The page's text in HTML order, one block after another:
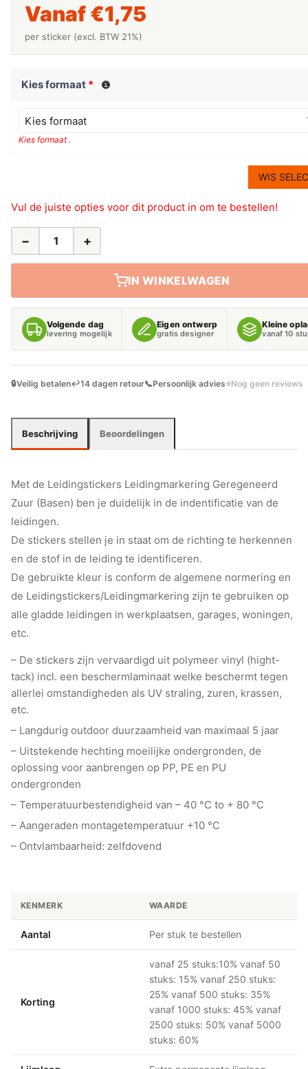
Vanaf €1,75
per sticker (excl. BTW 21%)
Kies formaat *
Kies formaat
Kies formaat .
WIS
Vul de juiste opties voor dit product in om te bestellen!
LEIDINGSTICKERS
AANTAL
− +
IN WINKELWAGEN
Volgende dag
levering mogelijk
Eigen ontwerp
gratis designer
Kleine
vanaf 10
🔒Veilig betalen↩️14 dagen retour📞Persoonlijk advies⭐Nog geen reviews
Beschrijving Beoordelingen
Met de Leidingstickers Leidingmarkering Geregeneerd
Zuur (Basen) ben je duidelijk in de indentificatie van de
leidingen.
De stickers stellen je in staat om de richting te herkennen
en de stof in de leiding te identificeren.
De gebruikte kleur is conform de algemene normering en
de Leidingstickers/Leidingmarkering zijn te gebruiken op
alle gladde leidingen in werkplaatsen, garages, woningen,
etc.
– De stickers zijn vervaardigd uit polymeer vinyl (hight-
tack) incl. een beschermlaminaat welke beschermt tegen
allerlei omstandigheden als UV straling, zuren, krassen,
etc.
– Langdurig outdoor duurzaamheid van maximaal 5 jaar
– Uitstekende hechting moeilijke ondergronden, de
oplossing voor aanbrengen op PP, PE en PU
ondergronden
– Temperatuurbestendigheid van – 40 °C to + 80 °C
– Aangeraden montagetemperatuur +10 °C
– Ontvlambaarheid: zelfdovend
KENMERK WAARDE
Aantal Per stuk te bestellen
Korting
vanaf 25 stuks:10% vanaf 50
stuks: 15% vanaf 250 stuks:
25% vanaf 500 stuks: 35%
vanaf 1000 stuks: 45% vanaf
2500 stuks: 50% vanaf 5000
stuks: 60%